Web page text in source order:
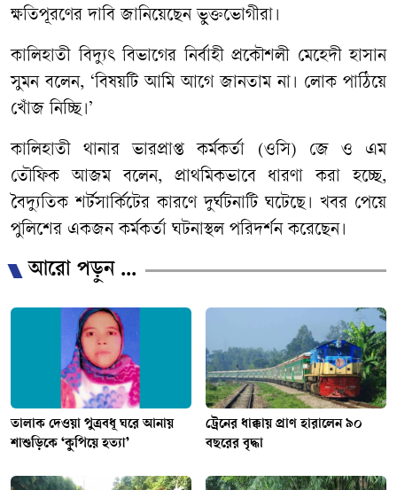
ক্ষতিপূরণের দাবি জানিয়েছেন ভুক্তভোগীরা।
কালিহাতী বিদ্যুৎ বিভাগের নির্বাহী প্রকৌশলী মেহেদী হাসান
সুমন বলেন, ‘বিষয়টি আমি আগে জানতাম না। লোক পাঠিয়ে
খোঁজ নিচ্ছি।’
কালিহাতী থানার ভারপ্রাপ্ত কর্মকর্তা (ওসি) জে ও এম
তৌফিক আজম বলেন, প্রাথমিকভাবে ধারণা করা হচ্ছে,
বৈদ্যুতিক শর্টসার্কিটের কারণে দুর্ঘটনাটি ঘটেছে। খবর পেয়ে
পুলিশের একজন কর্মকর্তা ঘটনাস্থল পরিদর্শন করেছেন।
আরো পড়ুন ...
তালাক দেওয়া পুত্রবধূ ঘরে আনায়
শাশুড়িকে ‘কুপিয়ে হত্যা’
ট্রেনের ধাক্কায় প্রাণ হারালেন ৯০
বছরের বৃদ্ধা